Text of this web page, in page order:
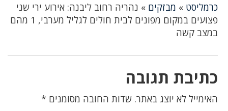
כרמליסט » מבזקים » נהריה רחוב ליבנה: אירוע ירי שני
פצועים במקום מפונים לבית חולים לגליל מערבי, 1 מהם
במצב קשה
כתיבת תגובה
האימייל לא יוצג באתר. שדות החובה מסומנים *